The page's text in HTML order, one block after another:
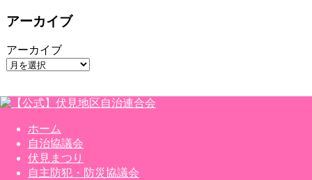
アーカイブ
アーカイブ
ホーム
自治協議会
伏見まつり
自主防犯・防災協議会